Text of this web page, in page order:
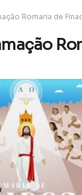
Romaria de